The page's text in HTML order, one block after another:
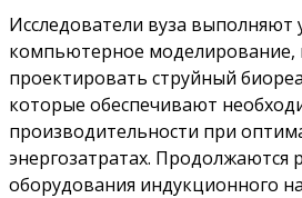
Исследователи вуза выполняют
компьютерное
проектировать струйный
которые обеспечивают
производительности при
энергозатратах. Продолжаются
оборудования индукционного